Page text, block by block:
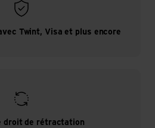
Twint, Visa et plus encore
droit de rétractation